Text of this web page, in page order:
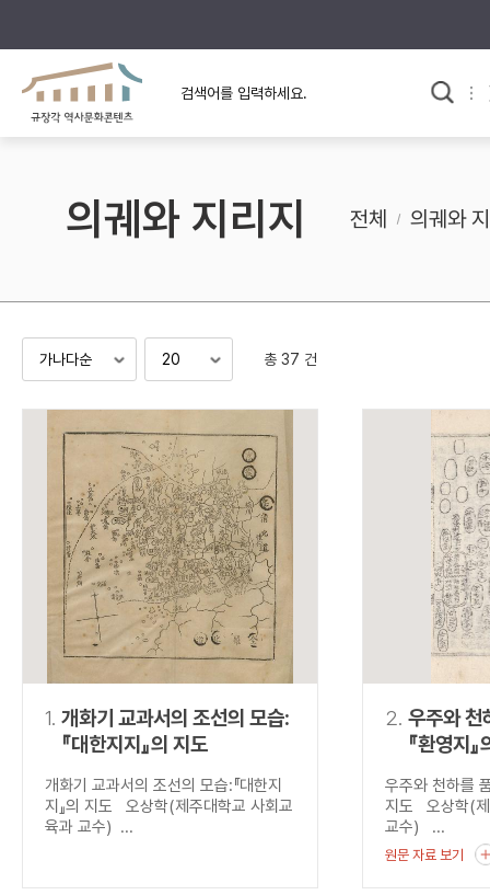
규장각의 어제와 오늘
규장각 소개영상
사료와 문학으로 본
고대
고려
조선 후기
검색 연산자 사용안내
연산자
AND 정조 AND 정약용
“정조”와 “정약
OR 정조 OR 정약용 “정조” 또는 “
NOT 정조 NOT 정약용
“정조”가 나온
료를 검색
동시에 여러 개의 연산자를 사용할 수 있습니다.
의궤와 지리지 전체 의궤와
총 37 건
1. 개화기 교과서의 조선의 모습:
『대한지지』의 지도
개화기 교과서의 조선의 모습:『대한지
지』의 지도 오상학(제주대학교 사회교
육과 교수) ...
2. 우주와 천
『환영지
우주와 천하를
지도 오상학(제
교수) ...
원문 자료 보기